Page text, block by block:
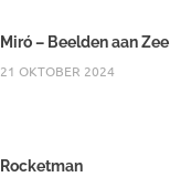
Miró – Beelden aan Zee
21 OKTOBER 2024
Rocketman